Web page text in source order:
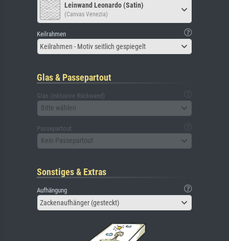
Leinwand Leonardo (Satin)
(Canvas Venezia)
Keilrahmen
Keilrahmen - Motiv seitlich gespiegelt
Glas & Passepartout
Glas (inklusive Rückwand)
Bitte wählen
Passepartout
Kein Passepartout
Sonstiges & Extras
Aufhängung
Zackenaufhänger (gesteckt)